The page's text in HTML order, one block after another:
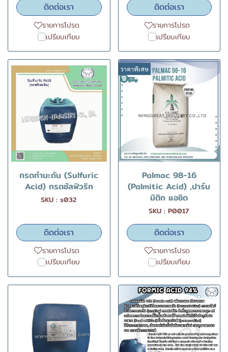
ติดต่อเรา
รายการโปรด
เปรียบเทียบ
ติดต่อเรา
รายการโปรด
เปรียบเทียบ
กรดกำมะถัน (Sulfuric
Acid) กรดซัลฟิวริก
SKU : s032
ติดต่อเรา
รายการโปรด
เปรียบเทียบ
ราคาพิเศษ
Palmac 98-16
(Palmitic Acid) ,ปาร์ม
มิติก แอซิด
SKU : P0017
ติดต่อเรา
รายการโปรด
เปรียบเทียบ